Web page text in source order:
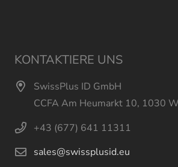
KONTAKTIERE UNS
SwissPlus ID GmbH
CCFA Am Heumarkt 10, 1030
+43 (677) 641 11311
sales@swissplusid.eu